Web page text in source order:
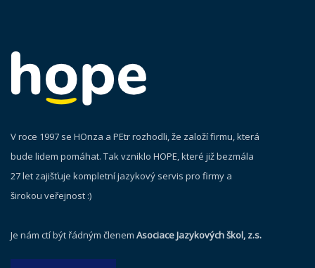
V roce 1997 se HOnza a PEtr rozhodli, že založí firmu, která
bude lidem pomáhat. Tak vzniklo HOPE, které již bezmála
27 let zajišťuje kompletní jazykový servis pro firmy a
širokou veřejnost :)
Je nám ctí být řádným členem Asociace Jazykových škol, z.s.